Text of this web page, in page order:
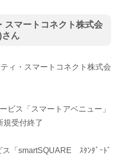
スマートコネクト株式会
さん
ィ・スマートコネクト株式会
ビス「スマートアベニュー」
受付終了
「smartSQUARE ｽﾀﾝﾀﾞｰﾄﾞ